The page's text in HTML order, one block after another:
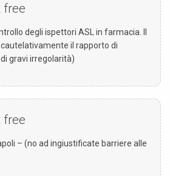
free
degli ispettori ASL in farmacia. Il
cautelativamente il rapporto di
gravi irregolarità)
free
– (no ad ingiustificate barriere alle